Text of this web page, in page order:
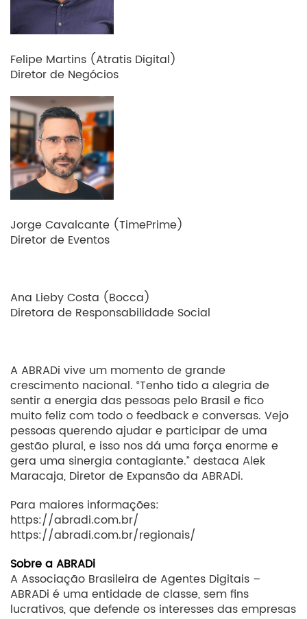
Felipe Martins (Atratis Digital)
Diretor de Negócios
Jorge Cavalcante (TimePrime)
Diretor de Eventos
Ana Lieby Costa (Bocca)
Diretora de Responsabilidade Social
A ABRADi vive um momento de grande
crescimento nacional. “Tenho tido a alegria de
sentir a energia das pessoas pelo Brasil e fico
muito feliz com todo o feedback e conversas. Vejo
pessoas querendo ajudar e participar de uma
gestão plural, e isso nos dá uma força enorme e
gera uma sinergia contagiante.” destaca Alek
Maracaja, Diretor de Expansão da ABRADi.
Para maiores informações:
https://abradi.com.br/
https://abradi.com.br/regionais/
Sobre a ABRADi
A Associação Brasileira de Agentes Digitais –
ABRADi é uma entidade de classe, sem fins
lucrativos, que defende os interesses das empresas